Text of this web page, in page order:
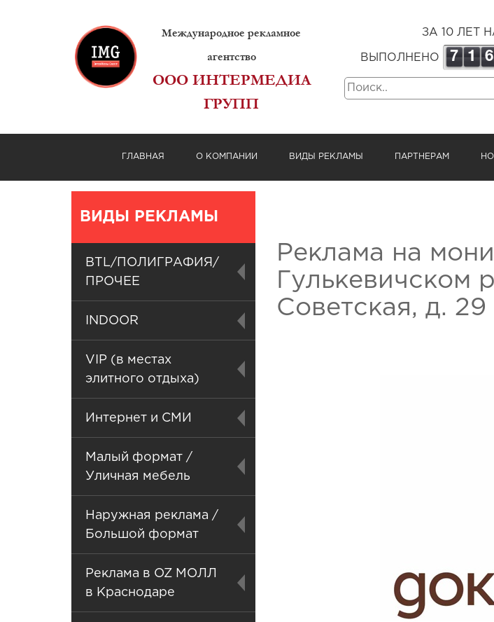
Международное рекламное
агентство
ООО ИНТЕРМЕДИА
ГРУПП
ЗА 10 ЛЕТ
ВЫПОЛНЕНО 7 1 6
ГЛАВНАЯ О КОМПАНИИ ВИДЫ РЕКЛАМЫ ПАРТНЕРАМ
ВИДЫ РЕКЛАМЫ
BTL/ПОЛИГРАФИЯ/
ПРОЧЕЕ
INDOOR
VIP (в местах
элитного отдыха)
Интернет и СМИ
Малый формат /
Уличная мебель
Наружная реклама /
Большой формат
Реклама в OZ МОЛЛ
в Краснодаре
Реклама на
Гулькевичском
Советская, д.